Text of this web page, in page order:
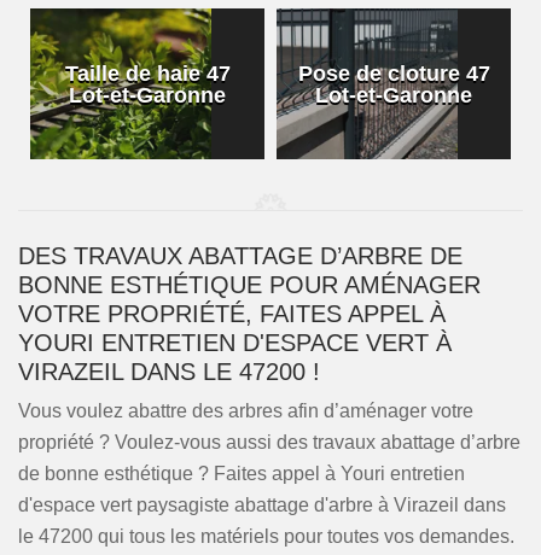
Taille de haie 47
Lot-et-Garonne
Pose de cloture 47
Lot-et-Garonne
DES TRAVAUX ABATTAGE D’ARBRE DE
BONNE ESTHÉTIQUE POUR AMÉNAGER
VOTRE PROPRIÉTÉ, FAITES APPEL À
YOURI ENTRETIEN D'ESPACE VERT À
VIRAZEIL DANS LE 47200 !
Vous voulez abattre des arbres afin d’aménager votre
propriété ? Voulez-vous aussi des travaux abattage d’arbre
de bonne esthétique ? Faites appel à Youri entretien
d'espace vert paysagiste abattage d'arbre à Virazeil dans
le 47200 qui tous les matériels pour toutes vos demandes.